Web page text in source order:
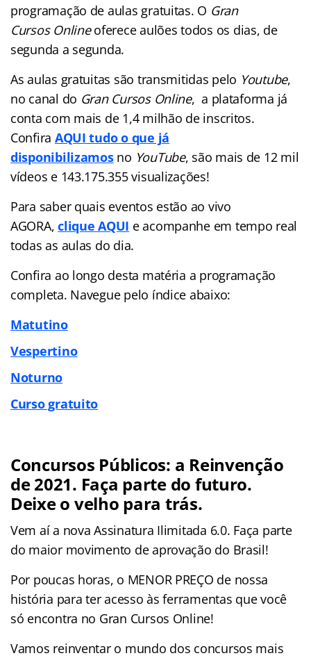
programação de aulas gratuitas. O Gran
Cursos Onlineoferece aulões todos os dias, de
segunda a segunda.
As aulas gratuitas são transmitidas pelo Youtube,
no canal do Gran Cursos Online, a plataforma já
conta com mais de 1,4 milhão de inscritos.
Confira AQUI tudo o que já
disponibilizamosno YouTube, são mais de 12 mil
vídeos e 143.175.355 visualizações!
Para saber quais eventos estão ao vivo
AGORA,clique AQUI e acompanhe em tempo real
todas as aulas do dia.
Confira ao longo desta matéria a programação
completa. Navegue pelo índice abaixo:
Matutino
Vespertino
Noturno
Curso gratuito
Concursos Públicos: a Reinvenção
de 2021. Faça parte do futuro.
Deixe o velho para trás.
Vem aí a nova Assinatura Ilimitada 6.0. Faça parte
do maior movimento de aprovação do Brasil!
Por poucas horas, o MENOR PREÇO de nossa
história para ter acesso às ferramentas que você
só encontra no Gran Cursos Online!
Vamos reinventar o mundo dos concursos mais